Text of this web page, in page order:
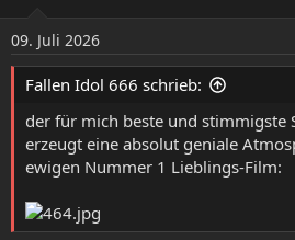
n
e
n
09. Juli 2026
Fallen Idol 666 schrieb:
der für mich beste und stimmigste
erzeugt eine absolut geniale
ewigen Nummer 1 Lieblings-Film: